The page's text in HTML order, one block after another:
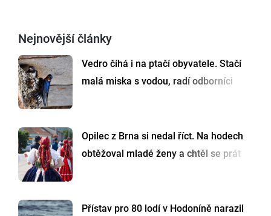
Nejnovější články
Vedro číhá i na ptačí obyvatele. Stačí
malá miska s vodou, radí odborníci
Opilec z Brna si nedal říct. Na hodech
obtěžoval mladé ženy a chtěl se prát
Přístav pro 80 lodí v Hodoníně narazil